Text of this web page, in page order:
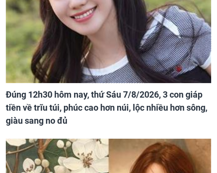
Đúng 12h30 hôm nay, thứ Sáu 7/8/2026, 3 con giáp
tiền về trĩu túi, phúc cao hơn núi, lộc nhiều hơn sông,
giàu sang no đủ